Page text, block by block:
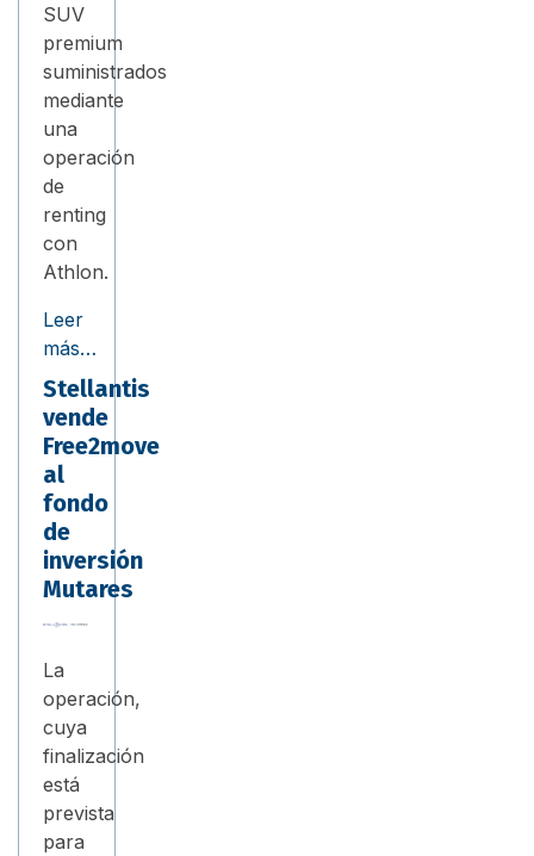
SUV
premium
suministrados
mediante
una
operación
de
renting
con
Athlon.
Leer
más…
Stellantis
vende
Free2move
al
fondo
de
inversión
Mutares
La
operación,
cuya
finalización
está
prevista
para